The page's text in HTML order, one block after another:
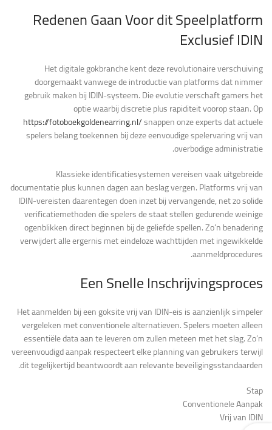
Redenen Gaan Voor dit Speelplatform
Exclusief IDIN
Het digitale gokbranche kent deze revolutionaire verschuiving
doorgemaakt vanwege de introductie van platforms dat nimmer
gebruik maken bij IDIN-systeem. Die evolutie verschaft gamers het
optie waarbij discretie plus rapiditeit voorop staan. Op
https://fotoboekgoldenearring.nl/snappen onze experts dat actuele
spelers belang toekennen bij deze eenvoudige spelervaring vrij van
overbodige administratie.
Klassieke identificatiesystemen vereisen vaak uitgebreide
documentatie plus kunnen dagen aan beslag vergen. Platforms vrij van
IDIN-vereisten daarentegen doen inzet bij vervangende, net zo solide
verificatiemethoden die spelers de staat stellen gedurende weinige
ogenblikken direct beginnen bij de geliefde spellen. Zo’n benadering
verwijdert alle ergernis met eindeloze wachttijden met ingewikkelde
aanmeldprocedures.
Een Snelle Inschrijvingsproces
Het aanmelden bij een goksite vrij van IDIN-eis is aanzienlijk simpeler
vergeleken met conventionele alternatieven. Spelers moeten alleen
essentiële data aan te leveren om zullen meteen met het slag. Zo’n
vereenvoudigd aanpak respecteert elke planning van gebruikers terwijl
dit tegelijkertijd beantwoordt aan relevante beveiligingsstandaarden.
Stap
Conventionele Aanpak
Vrij van IDIN